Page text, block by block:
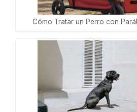
Cómo Tratar un Perro con